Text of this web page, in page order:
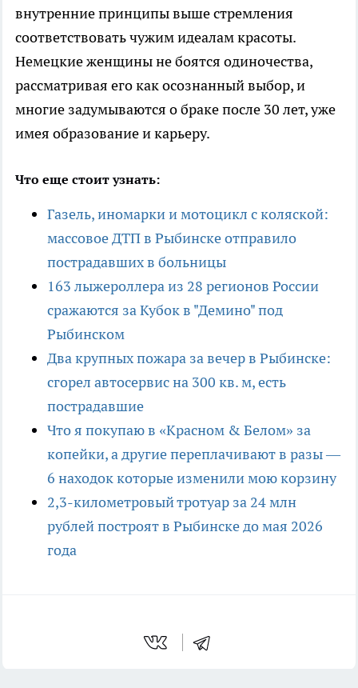
внутренние принципы выше стремления
соответствовать чужим идеалам красоты.
Немецкие женщины не боятся одиночества,
рассматривая его как осознанный выбор, и
многие задумываются о браке после 30 лет, уже
имея образование и карьеру.
Что еще стоит узнать:
Газель, иномарки и мотоцикл с коляской:
массовое ДТП в Рыбинске отправило
пострадавших в больницы
163 лыжероллера из 28 регионов России
сражаются за Кубок в "Демино" под
Рыбинском
Два крупных пожара за вечер в Рыбинске:
сгорел автосервис на 300 кв. м, есть
пострадавшие
Что я покупаю в «Красном & Белом» за
копейки, а другие переплачивают в разы —
6 находок которые изменили мою корзину
2,3-километровый тротуар за 24 млн
рублей построят в Рыбинске до мая 2026
года